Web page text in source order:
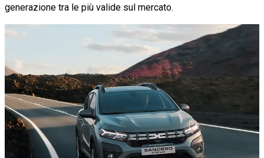
generazione tra le più valide sul mercato.